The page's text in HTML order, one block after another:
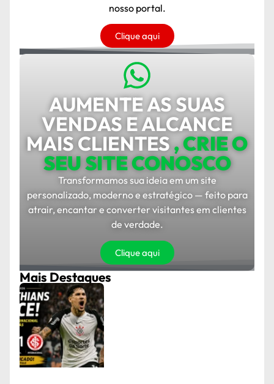
nosso portal.
Clique aqui
AUMENTE AS SUAS
VENDAS E ALCANCE
MAIS CLIENTES, CRIE O
SEU SITE CONOSCO
Transformamos sua ideia em um site
personalizado, moderno e estratégico — feito para
atrair, encantar e converter visitantes em clientes
de verdade.
Clique aqui
Mais Destaques